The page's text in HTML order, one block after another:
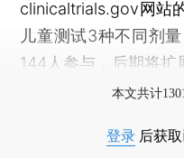
clinicaltrials.gov网站
儿童测试3种不同剂
144人参与，后期将扩
本文共计
登录 后获